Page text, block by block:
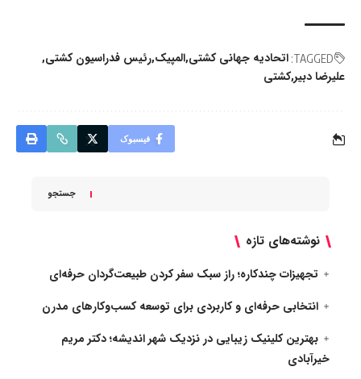
TAGGED: اتحادیه جهانی کشتی المپیک رئیس فدراسیون کشتی
علیرضا دبیرکشتی
فیسبوک
جستجو
نوشته‌های تازه
تجهیزات چندکاره؛ راز سبک سفر کردن طبیعت‌گردان حرفه‌ای
انتخابی حرفه‌ای و کاربردی برای توسعه کسب‌وکارهای مدرن
بهترین کلینیک زیبایی در نزدیک شهر اندیشه؛ دکتر مریم
خیرآبادی